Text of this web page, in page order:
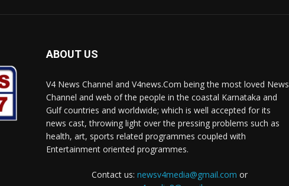
ABOUT US
V4 News Channel and V4news.Com being the most loved News
Channel and web of the people in the coastal Karnataka and
Gulf countries and worldwide; which is well accepted for its
news cast, throwing light over the pressing problems such as
health, art, sports related programmes coupled with
Entertainment oriented programmes.
Contact us: newsv4media@gmail.com or